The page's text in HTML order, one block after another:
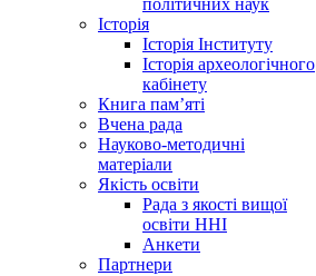
політичних наук
Історія
Історія Інституту
Історія археологічного
кабінету
Книга памʼяті
Вчена рада
Науково-методичні
матеріали
Якість освіти
Рада з якості вищої
освіти ННІ
Анкети
Партнери